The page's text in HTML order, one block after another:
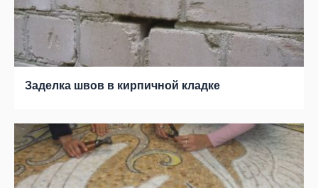
Заделка швов в кирпичной кладке